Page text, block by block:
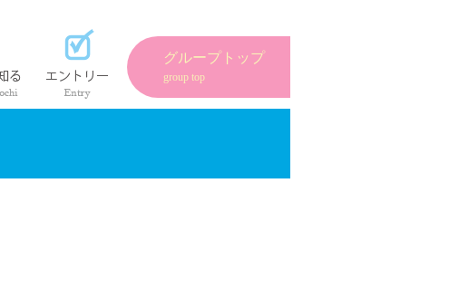
グループトップ
group top
高知の紹介 エントリーフォーム